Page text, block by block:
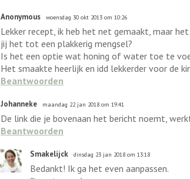
Anonymous woensdag 30 okt 2013 om 10:26
Lekker recept, ik heb het net gemaakt, maar
jij het tot een plakkerig mengsel?
Is het een optie wat honing of water toe te
Het smaakte heerlijk en idd lekkerder voor de
Beantwoorden
Johanneke maandag 22 jan 2018 om 19:41
De link die je bovenaan het bericht noemt,
Beantwoorden
Smakelijck dinsdag 23 jan 2018 om 13:18
Bedankt! Ik ga het even aanpassen.